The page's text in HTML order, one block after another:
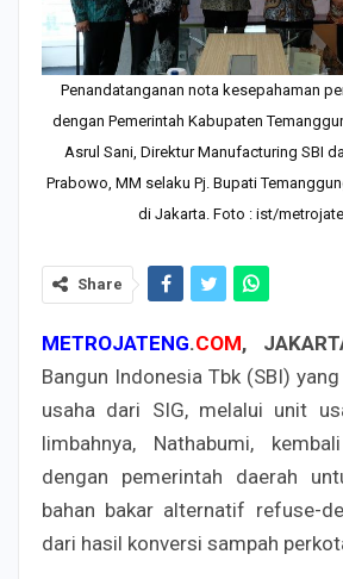
Penandatanganan nota kesepahaman
dengan Pemerintah Kabupaten
Asrul Sani, Direktur Manufacturing SBI
Prabowo, MM selaku Pj. Bupati
di Jakarta. Foto : ist/
Share
METROJATENG.COM,
Bangun Indonesia Tbk (SBI)
usaha dari SIG, melalui unit
limbahnya, Nathabumi,
dengan pemerintah daerah
bahan bakar alternatif refuse-
dari hasil konversi sampah